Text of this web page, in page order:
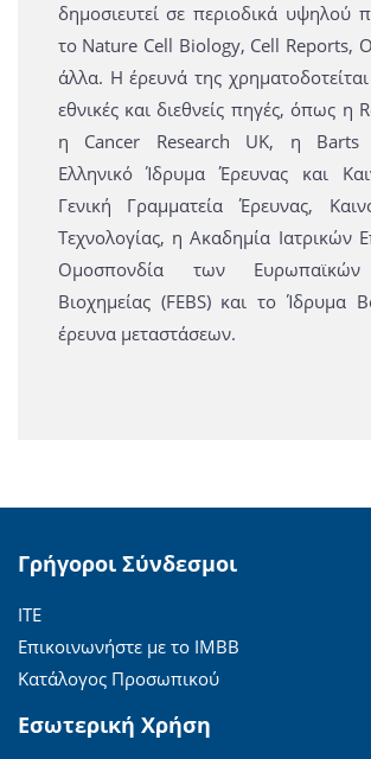
δημοσιευτεί σε περιοδικά υψηλού
το Nature Cell Biology, Cell Reports,
άλλα. Η έρευνά της
εθνικές και διεθνείς πηγές, όπως η
η Cancer Research UK, η Barts
Ελληνικό Ίδρυμα Έρευνας και
Γενική Γραμματεία Έρευνας,
Τεχνολογίας, η Ακαδημία Ιατρικών
Ομοσπονδία των Ευρωπαϊκών
Βιοχημείας (FEBS) και το Ίδρυμα
έρευνα μεταστάσεων.
Γρήγοροι Σύνδεσμοι
ΙΤΕ
Επικοινωνήστε με το ΙΜΒΒ
Κατάλογος Προσωπικού
Εσωτερική Χρήση